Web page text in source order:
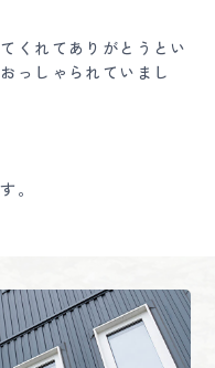
くれてありがとうとい
っしゃられていまし
。